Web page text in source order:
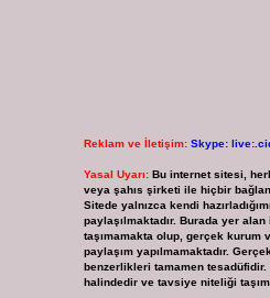
Reklam ve İletişim: Skype:
Yasal Uyarı: Bu internet sitesi,
veya şahıs şirketi ile hiçbir
Sitede yalnızca kendi
paylaşılmaktadır. Burada yer
taşımamakta olup, gerçek kurum
paylaşım yapılmamaktadır.
benzerlikleri tamamen
halindedir ve tavsiye niteliği